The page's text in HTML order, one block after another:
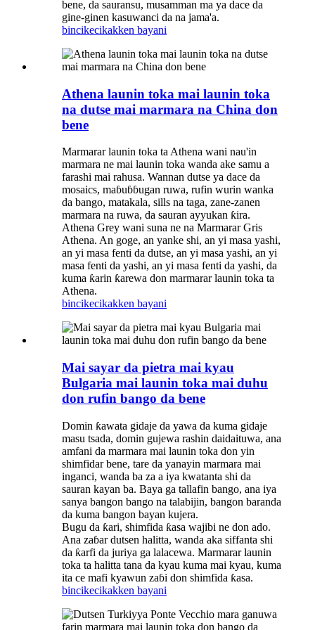
bene, da sauransu, musamman ma ya dace da
gine-ginen kasuwanci da na jama'a.
bincikecikakken bayani
Athena launin toka mai launin toka
na dutse mai marmara na China don
bene
Marmarar launin toka ta Athena wani nau'in
marmara ne mai launin toka wanda ake samu a
farashi mai rahusa. Wannan dutse ya dace da
mosaics, maɓuɓɓugan ruwa, rufin wurin wanka
da bango, matakala, sills na taga, zane-zanen
marmara na ruwa, da sauran ayyukan ƙira.
Athena Grey wani suna ne na Marmarar Gris
Athena. An goge, an yanke shi, an yi masa yashi,
an yi masa fenti da dutse, an yi masa yashi, an yi
masa fenti da yashi, an yi masa fenti da yashi, da
kuma ƙarin ƙarewa don marmarar launin toka ta
Athena.
bincikecikakken bayani
Mai sayar da pietra mai kyau
Bulgaria mai launin toka mai duhu
don rufin bango da bene
Domin ƙawata gidaje da yawa da kuma gidaje
masu tsada, domin gujewa rashin daidaituwa, ana
amfani da marmara mai launin toka don yin
shimfidar bene, tare da yanayin marmara mai
inganci, wanda ba za a iya kwatanta shi da
sauran kayan ba. Baya ga tallafin bango, ana iya
sanya bangon bango na talabijin, bangon baranda
da kuma bangon bayan kujera.
Bugu da ƙari, shimfida ƙasa wajibi ne don ado.
Ana zaɓar dutsen halitta, wanda aka siffanta shi
da ƙarfi da juriya ga lalacewa. Marmarar launin
toka ta halitta tana da kyau kuma mai kyau, kuma
ita ce mafi kyawun zaɓi don shimfida ƙasa.
bincikecikakken bayani